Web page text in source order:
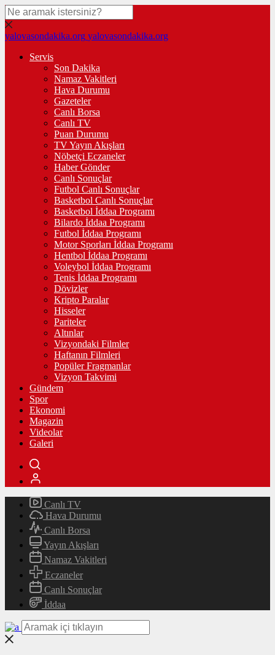
yalovasondakika.org yalovasondakika.org
Servis
Son Dakika
Namaz Vakitleri
Hava Durumu
Gazeteler
Canlı Borsa
Canlı TV
Puan Durumu
TV Yayın Akışları
Nöbetçi Eczaneler
Haber Gönder
Canlı Sonuçlar
Futbol Canlı Sonuçlar
Basketbol Canlı Sonuçlar
Basketbol İddaa Programı
Bilardo İddaa Programı
Futbol İddaa Programı
Motor Sporları İddaa Programı
Hentbol İddaa Programı
Voleybol İddaa Programı
Tenis İddaa Programı
Dövizler
Kripto Paralar
Hisseler
Pariteler
Altınlar
Vizyondaki Filmler
Haftanın Filmleri
Popüler Fragmanlar
Vizyon Takvimi
Gündem
Spor
Ekonomi
Magazin
Videolar
Galeri
Canlı TV
Hava Durumu
Canlı Borsa
Yayın Akışları
Namaz Vakitleri
Eczaneler
Canlı Sonuçlar
İddaa